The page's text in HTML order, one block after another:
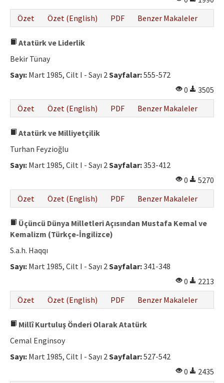
Özet
Özet (English) PDF Benzer Makaleler
Atatürk ve Liderlik
Bekir Tünay
Sayı: Mart 1985, Cilt I - Sayı 2Sayfalar:555-572
0
3505
Özet
Özet (English) PDF Benzer Makaleler
Atatürk ve Milliyetçilik
Turhan Feyzioğlu
Sayı: Mart 1985, Cilt I - Sayı 2Sayfalar:353-412
0
5270
Özet
Özet (English) PDF Benzer Makaleler
Üçüncü Dünya Milletleri Açısından Mustafa Kemal ve
Kemalizm (Türkçe-İngilizce)
S.a.h. Haqqı
Sayı: Mart 1985, Cilt I - Sayı 2Sayfalar:341-348
0
2213
Özet
Özet (English) PDF Benzer Makaleler
Millî Kurtuluş Önderi Olarak Atatürk
Cemal Enginsoy
Sayı: Mart 1985, Cilt I - Sayı 2Sayfalar:527-542
0
2435